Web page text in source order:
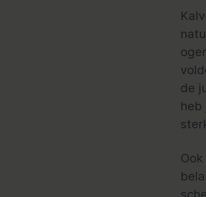
de
heb